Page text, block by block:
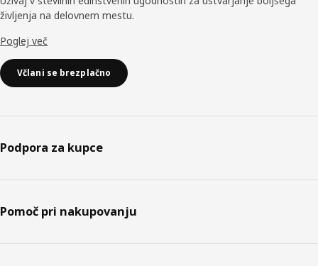
življenja na delovnem mestu.
Poglej več
Včlani se brezplačno
Podpora za kupce
Pomoč pri nakupovanju